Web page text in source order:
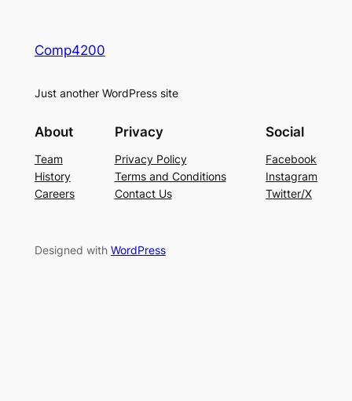
Comp4200
Just another WordPress site
About
Team
History
Careers
Privacy
Privacy Policy
Terms and Conditions
Contact Us
Social
Facebook
Instagram
Twitter/X
Designed with WordPress